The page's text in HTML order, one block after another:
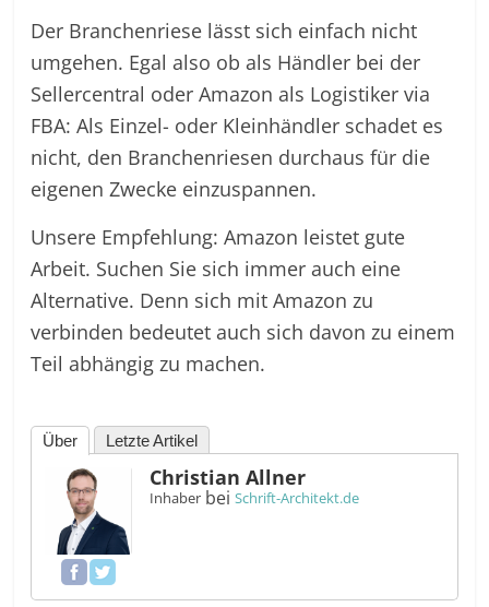
Der Branchenriese lässt sich einfach nicht
umgehen. Egal also ob als Händler bei der
Sellercentral oder Amazon als Logistiker via
FBA: Als Einzel- oder Kleinhändler schadet es
nicht, den Branchenriesen durchaus für die
eigenen Zwecke einzuspannen.
Unsere Empfehlung: Amazon leistet gute
Arbeit. Suchen Sie sich immer auch eine
Alternative. Denn sich mit Amazon zu
verbinden bedeutet auch sich davon zu einem
Teil abhängig zu machen.
Über Letzte Artikel
Christian Allner
Inhaber beiSchrift-Architekt.de